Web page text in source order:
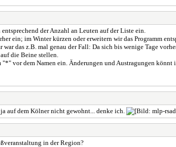
der Anzahl an Leuten auf der Liste ein.
ein; im Winter kürzen oder erweitern wir das Programm
das z.B. mal genau der Fall: Da sich bis wenige Tage
die Beine stellen.
vor dem Namen ein. Änderungen und Austragungen
auf dem Kölner nicht gewohnt... denke ich.
in der Region?